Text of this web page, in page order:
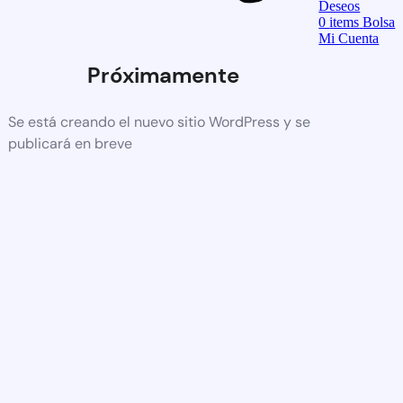
Próximamente
Se está creando el nuevo sitio WordPress y se
publicará en breve
Deseos
0items Bolsa
Mi Cuenta